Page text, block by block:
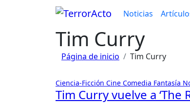
Noticias
Tim Curry
Página de inicio Tim Curry
Ciencia-Ficción Cine Comedia Fantasía
Tim Curry vuelve a